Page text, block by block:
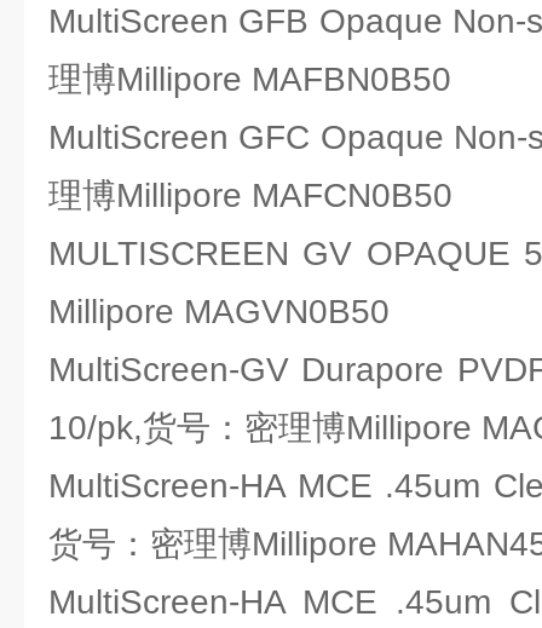
MultiScreen GFB Opaque Non-
理博Millipore MAFBN0B50
MultiScreen GFC Opaque
理博Millipore MAFCN0B50
MULTISCREEN GV
Millipore MAGVN0B50
MultiScreen-GV Durapore
10/pk,货号：密理博Millipore
MultiScreen-HA MCE .45um
货号：密理博Millipore
MultiScreen-HA MCE .45um